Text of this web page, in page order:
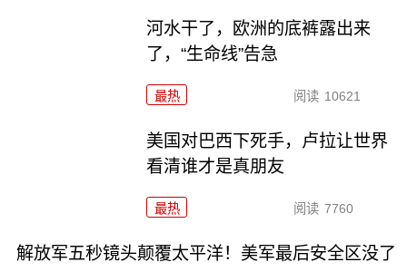
河水干了，欧洲的底裤露出来
了，“生命线”告急
最热 阅读 10621
美国对巴西下死手，卢拉让世界
看清谁才是真朋友
最热 阅读 7760
解放军五秒镜头颠覆太平洋！美军最后安全区没了